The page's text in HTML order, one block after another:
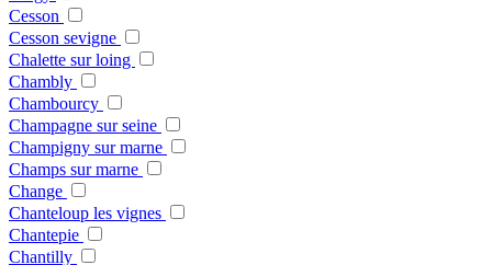
Cesson
Cesson sevigne
Chalette sur loing
Chambly
Chambourcy
Champagne sur seine
Champigny sur marne
Champs sur marne
Change
Chanteloup les vignes
Chantepie
Chantilly